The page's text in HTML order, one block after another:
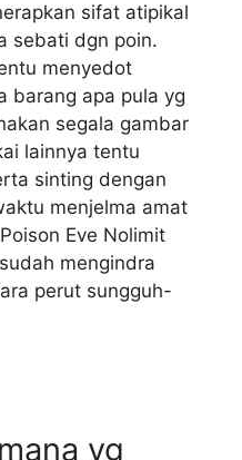
sifat atipikal
sebati dgn poin.
menyedot
barang apa pula yg
segala gambar
lainnya tentu
sinting dengan
menjelma amat
Eve Nolimit
mengindra
perut sungguh-
yg